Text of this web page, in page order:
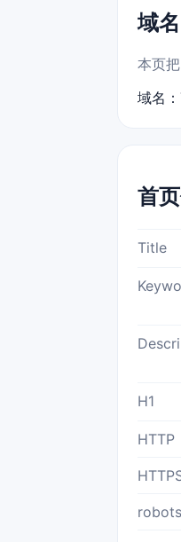
域
本页
域名
首
Title
H1
HTTP